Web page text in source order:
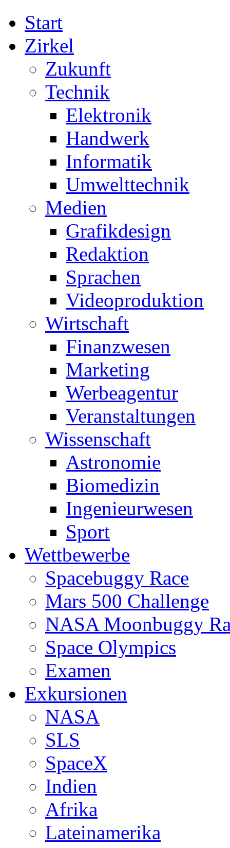
Start
Zirkel
Zukunft
Technik
Elektronik
Handwerk
Informatik
Umwelttechnik
Medien
Grafikdesign
Redaktion
Sprachen
Videoproduktion
Wirtschaft
Finanzwesen
Marketing
Werbeagentur
Veranstaltungen
Wissenschaft
Astronomie
Biomedizin
Ingenieurwesen
Sport
Wettbewerbe
Spacebuggy Race
Mars 500 Challenge
NASA Moonbuggy
Space Olympics
Examen
Exkursionen
NASA
SLS
SpaceX
Indien
Afrika
Lateinamerika